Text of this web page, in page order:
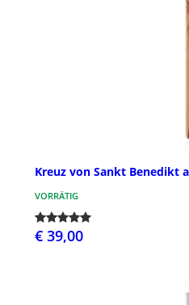
Kreuz von Sankt Benedikt
VORRÄTIG
€ 39,00